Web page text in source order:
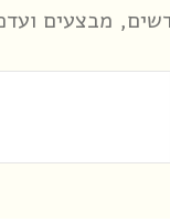
מבצעים